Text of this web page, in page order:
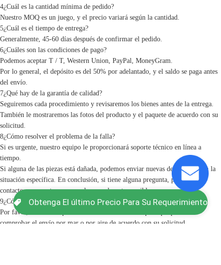
4¿Cuál es la cantidad mínima de pedido?
Nuestro MOQ es un juego, y el precio variará según la cantidad.
5¿Cuál es el tiempo de entrega?
Generalmente, 45-60 días después de confirmar el pedido.
6¿Cuáles son las condiciones de pago?
Podemos aceptar T / T, Western Union, PayPal, MoneyGram.
Por lo general, el depósito es del 50% por adelantado, y el saldo se paga antes
del envío.
7¿Qué hay de la garantía de calidad?
Seguiremos cada procedimiento y revisaremos los bienes antes de la entrega.
También le mostraremos las fotos del producto y el paquete de acuerdo con su
solicitud.
8¿Cómo resolver el problema de la falla?
Si es urgente, nuestro equipo le proporcionará soporte técnico en línea a
tiempo.
Si alguna de las piezas está dañada, podemos enviar nuevas de acuerdo con la
situación específica. En conclusión, si tiene alguna pregunta, póngase en
contacto con nosotros, responderemos lo antes posible.
9¿Cómo puedo obtener el costo de envío?
Por favor, informe su puerto de destino o dirección para que podamos
comprobar el envío por mar o por aire de acuerdo con su solicitud.
Obtenga El último Precio Para Su Requerimiento